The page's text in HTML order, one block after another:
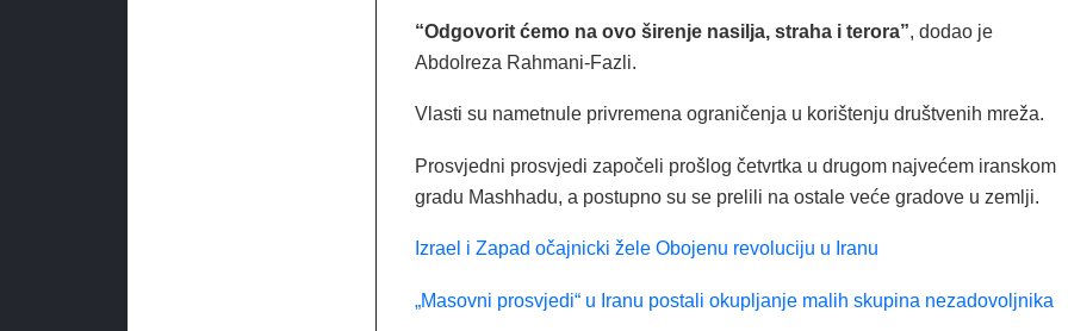
“Odgovorit ćemo na ovo širenje nasilja, straha i terora”, dodao je
Abdolreza Rahmani-Fazli.
Vlasti su nametnule privremena ograničenja u korištenju društvenih mreža.
Prosvjedni prosvjedi započeli prošlog četvrtka u drugom najvećem iranskom
gradu Mashhadu, a postupno su se prelili na ostale veće gradove u zemlji.
Izrael i Zapad očajnicki žele Obojenu revoluciju u Iranu
„Masovni prosvjedi“ u Iranu postali okupljanje malih skupina nezadovoljnika